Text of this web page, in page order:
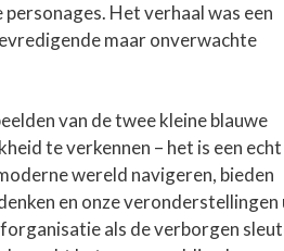
Het verhaal was een
maar onverwachte
van de twee kleine blauwe
te verkennen – het is een echt
wereld navigeren, bieden
en onze veronderstellingen
als de verborgen